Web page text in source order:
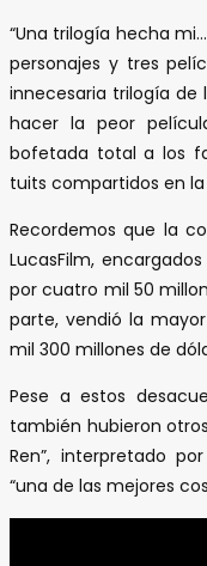
“Una trilogía hecha
personajes y tres
innecesaria trilogía de
hacer la peor
bofetada total a los
tuits compartidos en la
Recordemos que la
LucasFilm,
por cuatro mil 50
parte, vendió la
mil 300 millones de
Pese a estos
también hubieron
Ren”, interpretado
“una de las mejores